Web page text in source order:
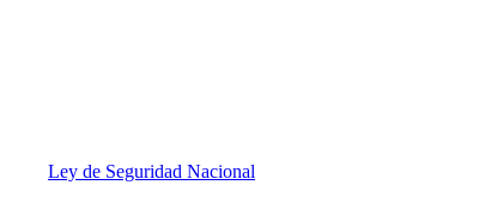
Ley de Seguridad Nacional